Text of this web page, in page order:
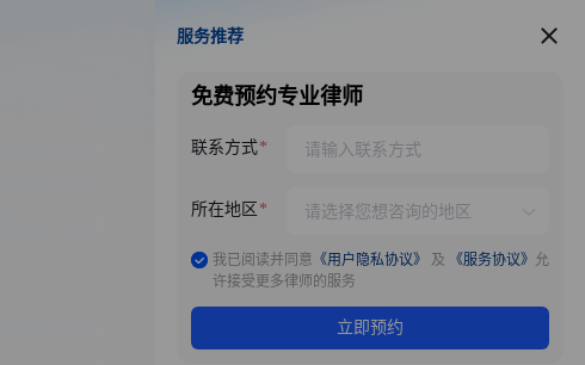
服务推荐
服务推荐
免费预约专业律师
联系方式
所在地区
我已阅读并同意 《用户隐私协议》 及 《服务协议》 允
许接受更多律师的服务
立即预约